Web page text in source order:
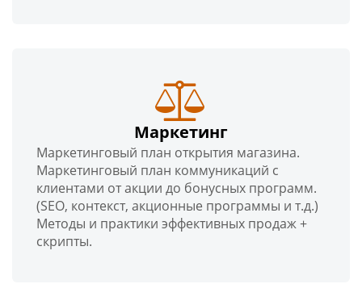
Маркетинг
Маркетинговый план открытия магазина.
Маркетинговый план коммуникаций с
клиентами от акции до бонусных программ.
(SEO, контекст, акционные программы и т.д.)
Методы и практики эффективных продаж +
скрипты.